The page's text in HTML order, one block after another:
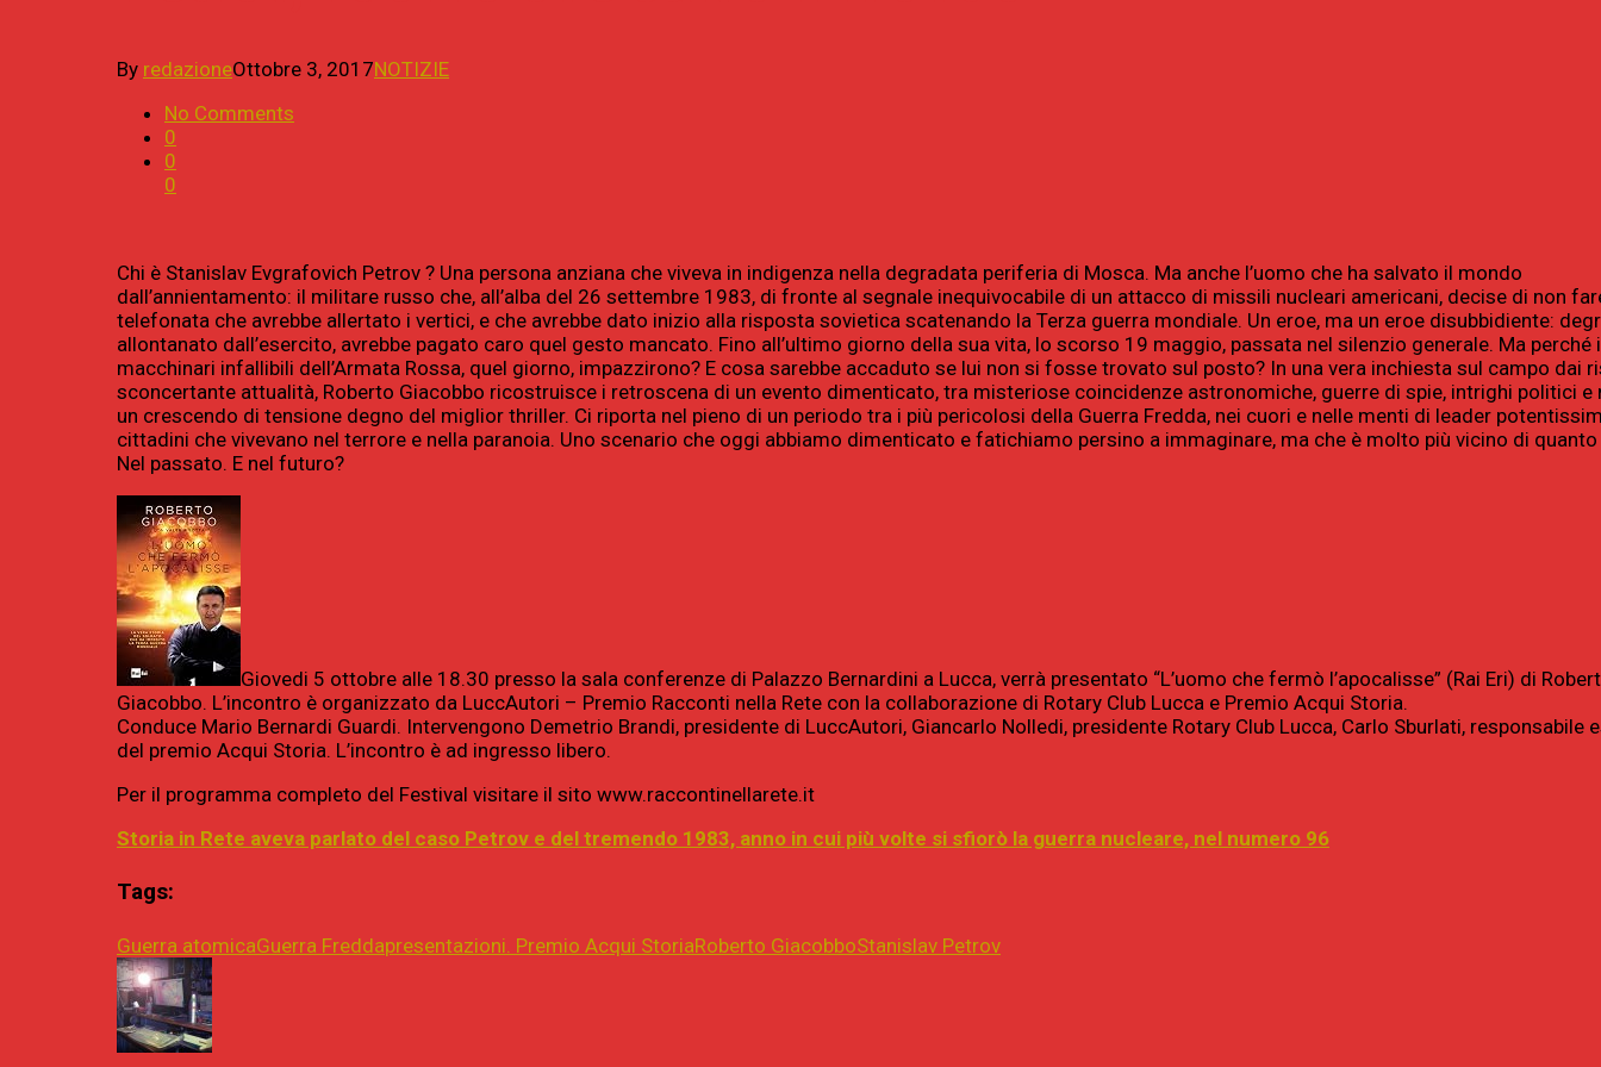
By redazioneOttobre 3, 2017NOTIZIE
No Comments
0
0
0
Chi è Stanislav Evgrafovich Petrov ? Una persona anziana che viveva in indigenza nella degradata periferia di Mosca. Ma anche l’uomo che ha salvato il mondo
dall’annientamento: il militare russo che, all’alba del 26 settembre 1983, di fronte al segnale inequivocabile di un attacco di missili nucleari americani, decise di non
telefonata che avrebbe allertato i vertici, e che avrebbe dato inizio alla risposta sovietica scatenando la Terza guerra mondiale. Un eroe, ma un eroe disubbidiente:
allontanato dall’esercito, avrebbe pagato caro quel gesto mancato. Fino all’ultimo giorno della sua vita, lo scorso 19 maggio, passata nel silenzio generale. Ma perché i
macchinari infallibili dell’Armata Rossa, quel giorno, impazzirono? E cosa sarebbe accaduto se lui non si fosse trovato sul posto? In una vera inchiesta sul campo dai
sconcertante attualità, Roberto Giacobbo ricostruisce i retroscena di un evento dimenticato, tra misteriose coincidenze astronomiche, guerre di spie, intrighi politici e
un crescendo di tensione degno del miglior thriller. Ci riporta nel pieno di un periodo tra i più pericolosi della Guerra Fredda, nei cuori e nelle menti di leader
cittadini che vivevano nel terrore e nella paranoia. Uno scenario che oggi abbiamo dimenticato e fatichiamo persino a immaginare, ma che è molto più vicino di
Nel passato. E nel futuro?
Giovedi 5 ottobre alle 18.30 presso la sala conferenze di Palazzo Bernardini a Lucca, verrà presentato “L’uomo che fermò l’apocalisse” (Rai Eri) di
Giacobbo. L’incontro è organizzato da LuccAutori – Premio Racconti nella Rete con la collaborazione di Rotary Club Lucca e Premio Acqui Storia.
Conduce Mario Bernardi Guardi. Intervengono Demetrio Brandi, presidente di LuccAutori, Giancarlo Nolledi, presidente Rotary Club Lucca, Carlo Sburlati, responsabile
del premio Acqui Storia. L’incontro è ad ingresso libero.
Per il programma completo del Festival visitare il sito www.raccontinellarete.it
Storia in Rete aveva parlato del caso Petrov e del tremendo 1983, anno in cui più volte si sfiorò la guerra nucleare, nel numero 96
Tags:
Guerra atomicaGuerra Freddapresentazioni. Premio Acqui StoriaRoberto GiacobboStanislav Petrov